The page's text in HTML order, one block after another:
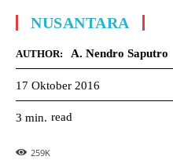
NUSANTARA
AUTHOR: A. Nendro Saputro
17 Oktober 2016
3 min. read
259K